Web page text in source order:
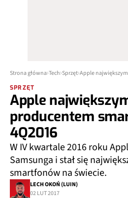
Strona główna Tech Sprzęt
SPRZĘT
Apple
producentem
4Q2016
W IV kwartale 2016 roku
Samsunga i stał się
smartfonów na świecie.
LECH OKOŃ (LUIN)
02 LUT 2017